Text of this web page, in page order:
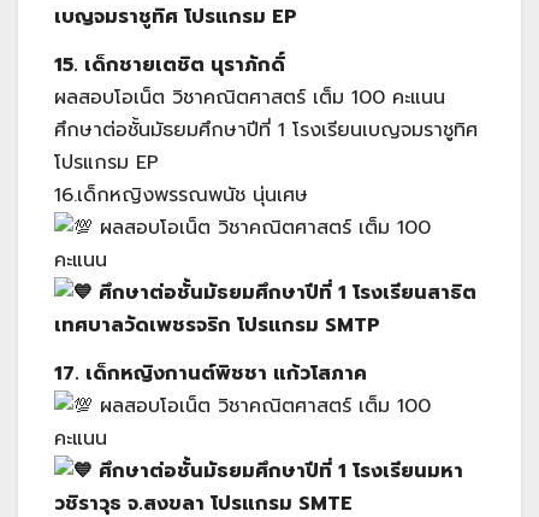
เบญจมราชูทิศ โปรแกรม EP
15. เด็กชายเตชิต นุราภักดิ์
ผลสอบโอเน็ต วิชาคณิตศาสตร์ เต็ม 100 คะแนน
ศึกษาต่อชั้นมัธยมศึกษาปีที่ 1 โรงเรียนเบญจมราชูทิศ
โปรแกรม EP
16.เด็กหญิงพรรณพนัช นุ่นเศษ
ผลสอบโอเน็ต วิชาคณิตศาสตร์ เต็ม 100
คะแนน
ศึกษาต่อชั้นมัธยมศึกษาปีที่ 1 โรงเรียนสาธิต
เทศบาลวัดเพชรจริก โปรแกรม SMTP
17. เด็กหญิงกานต์พิชชา แก้วโสภาค
ผลสอบโอเน็ต วิชาคณิตศาสตร์ เต็ม 100
คะแนน
ศึกษาต่อชั้นมัธยมศึกษาปีที่ 1 โรงเรียนมหา
วชิราวุธ จ.สงขลา โปรแกรม SMTE